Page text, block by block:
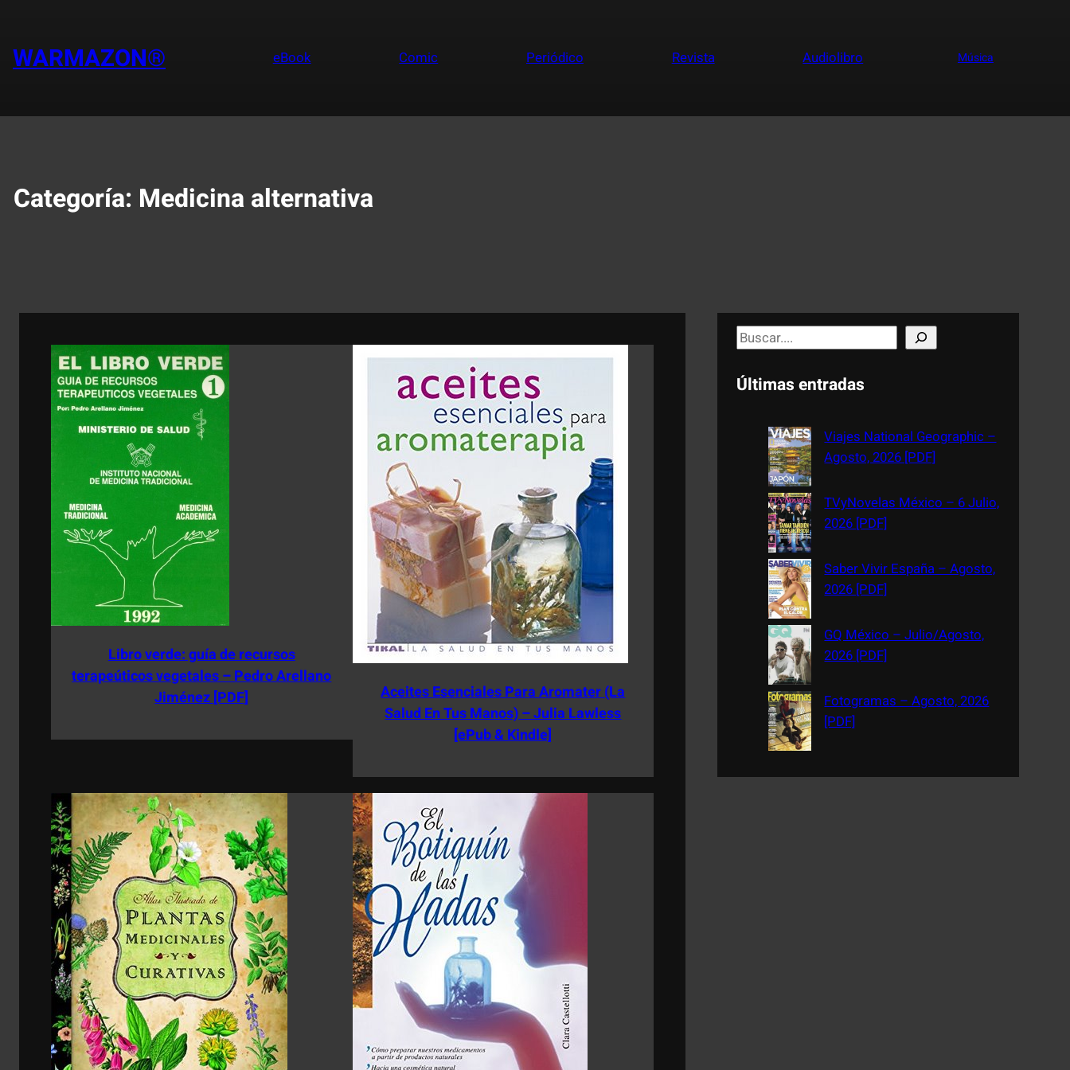
contenido
WARMAZON® eBook Comic Periódico Revista Audiolibro Música
Categoría: Medicina alternativa
Libro verde: guía de recursos
terapeúticos vegetales – Pedro Arellano
Jiménez [PDF]
Aceites Esenciales Para Aromater (La
Salud En Tus Manos) – Julia Lawless
[ePub & Kindle]
S
e
a
r
Últimas entradas
Viajes National Geographic –
Agosto, 2026 [PDF]
TVyNovelas México – 6 Julio,
2026 [PDF]
Saber Vivir España – Agosto,
2026 [PDF]
GQ México – Julio/Agosto,
2026 [PDF]
Fotogramas – Agosto, 2026
[PDF]